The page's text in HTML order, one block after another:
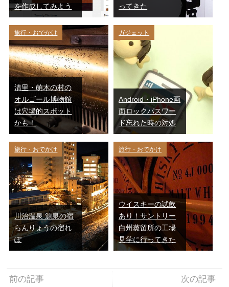
を作成してみよう
ってきた
旅行・おでかけ
清里・萌木の村の
オルゴール博物館
は穴場的スポット
かも！
ガジェット
Android・iPhone画
面ロックパスワー
ド忘れた時の対処
旅行・おでかけ
川治温泉 源泉の宿
らんりょうの宿れ
ぽ
旅行・おでかけ
ウイスキーの試飲
あり！サントリー
白州蒸留所の工場
見学に行ってきた
前の記事
次の記事